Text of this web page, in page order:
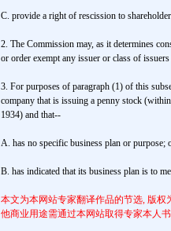
C. provide a right of rescission to
2. The Commission may, as it determines
or order exempt any issuer or class of
3. For purposes of paragraph (1) of this
company that is issuing a penny stock
1934) and that--
A. has no specific business plan or purpose;
B. has indicated that its business plan is to
本文为本网站专家翻译作品的节选, 版
他商业用途需通过本网站取得专家本人